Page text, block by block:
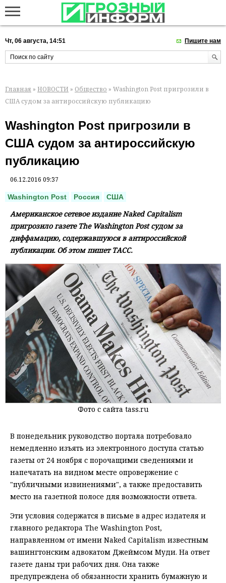
Чт, 06 августа, 14:51 Пишите нам
Главная » НОВОСТИ » Общество » Washington Post пригрозили в
США судом за антироссийскую публикацию
Washington Post пригрозили в
США судом за антироссийскую
публикацию
06.12.2016 09:37
Washington Post Россия США
Американское сетевое издание Naked Capitalism
пригрозило газете The Washington Post судом за
диффамацию, содержавшуюся в антироссийской
публикации. Об этом пишет ТАСС.
Фото с сайта tass.ru
В понедельник руководство портала потребовало
немедленно изъять из электронного доступа статью
газеты от 24 ноября с порочащими сведениями и
напечатать на видном месте опровержение с
"публичными извинениями", а также предоставить
место на газетной полосе для возможности ответа.
Эти условия содержатся в письме в адрес издателя и
главного редактора The Washington Post,
направленном от имени Naked Capitalism известным
вашингтонским адвокатом Джеймсом Муди. На ответ
газете даны три рабочих дня. Она также
предупреждена об обязанности хранить бумажную и